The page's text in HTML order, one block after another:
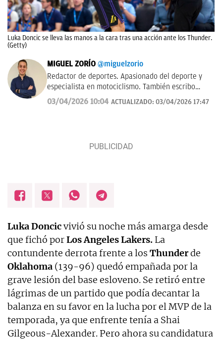
Luka Doncic se lleva las manos a la cara tras una acción ante los Thunder.
(Getty)
MIGUEL ZORÍO @miguelzorio
Redactor de deportes. Apasionado del deporte y
especialista en motociclismo. También escribo
sobre pádel y NFL.
03/04/2026 10:04 ACTUALIZADO: 03/04/2026 17:47
Luka Doncicvivió su noche más amarga desde
que fichó porLos AngelesLakers. La
contundente derrota frente a los Thunderde
Oklahoma (139-96) quedó empañada por la
grave lesión del base esloveno. Se retiró entre
lágrimas de un partido que podía decantar la
balanza en su favor en la lucha por el MVP de la
temporada, ya que enfrente tenía a Shai
Gilgeous-Alexander. Pero ahora su candidatura